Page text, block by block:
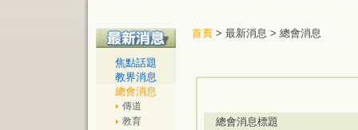
焦點話題
教界消息
總會消息
傳道
教育
首頁 > 最新消息 > 總會消息
總會消息標題